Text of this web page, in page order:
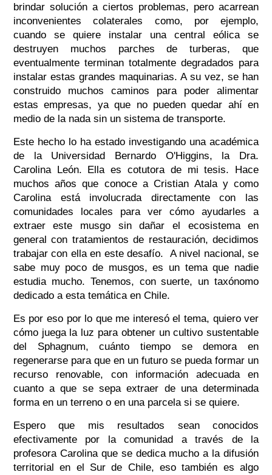
brindar solución a ciertos problemas, pero acarrean
inconvenientes colaterales como, por ejemplo,
cuando se quiere instalar una central eólica se
destruyen muchos parches de turberas, que
eventualmente terminan totalmente degradados para
instalar estas grandes maquinarias. A su vez, se han
construido muchos caminos para poder alimentar
estas empresas, ya que no pueden quedar ahí en
medio de la nada sin un sistema de transporte.
Este hecho lo ha estado investigando una académica
de la Universidad Bernardo O'Higgins, la Dra.
Carolina León. Ella es cotutora de mi tesis. Hace
muchos años que conoce a Cristian Atala y como
Carolina está involucrada directamente con las
comunidades locales para ver cómo ayudarles a
extraer este musgo sin dañar el ecosistema en
general con tratamientos de restauración, decidimos
trabajar con ella en este desafío. A nivel nacional, se
sabe muy poco de musgos, es un tema que nadie
estudia mucho. Tenemos, con suerte, un taxónomo
dedicado a esta temática en Chile.
Es por eso por lo que me interesó el tema, quiero ver
cómo juega la luz para obtener un cultivo sustentable
del Sphagnum, cuánto tiempo se demora en
regenerarse para que en un futuro se pueda formar un
recurso renovable, con información adecuada en
cuanto a que se sepa extraer de una determinada
forma en un terreno o en una parcela si se quiere.
Espero que mis resultados sean conocidos
efectivamente por la comunidad a través de la
profesora Carolina que se dedica mucho a la difusión
territorial en el Sur de Chile, eso también es algo